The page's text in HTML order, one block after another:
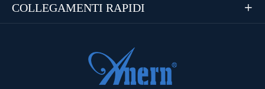
COLLEGAMENTI RAPIDI 